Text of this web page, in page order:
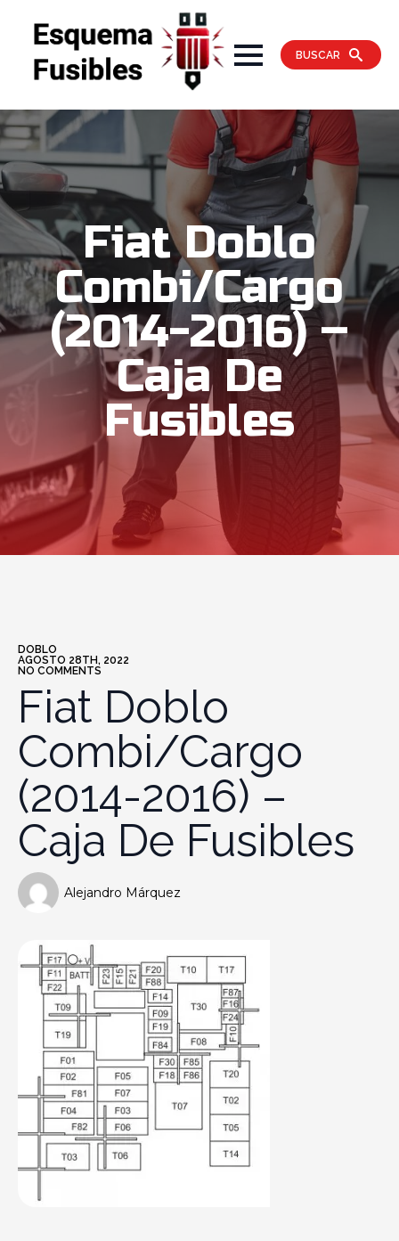
BUSCAR
Fiat Doblo
Combi/Cargo
(2014-2016) –
Caja De
Fusibles
DOBLO
AGOSTO 28TH, 2022
NO COMMENTS
Fiat Doblo
Combi/Cargo
(2014-2016) –
Caja De Fusibles
Alejandro Márquez